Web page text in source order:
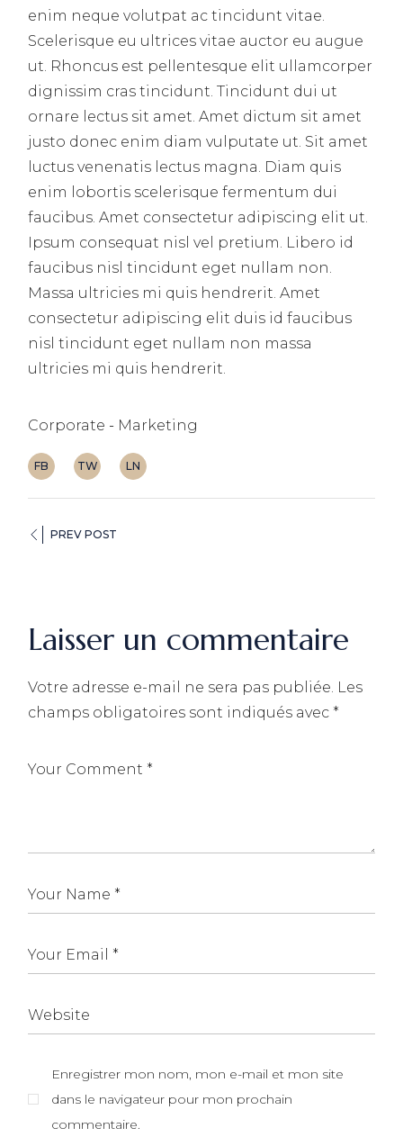
enim neque volutpat ac tincidunt vitae.
Scelerisque eu ultrices vitae auctor eu augue
ut. Rhoncus est pellentesque elit ullamcorper
dignissim cras tincidunt. Tincidunt dui ut
ornare lectus sit amet. Amet dictum sit amet
justo donec enim diam vulputate ut. Sit amet
luctus venenatis lectus magna. Diam quis
enim lobortis scelerisque fermentum dui
faucibus. Amet consectetur adipiscing elit ut.
Ipsum consequat nisl vel pretium. Libero id
faucibus nisl tincidunt eget nullam non.
Massa ultricies mi quis hendrerit. Amet
consectetur adipiscing elit duis id faucibus
nisl tincidunt eget nullam non massa
ultricies mi quis hendrerit.
Corporate Marketing
FB TW LN
PREV POST
Laisser un commentaire
Votre adresse e-mail ne sera pas publiée. Les
champs obligatoires sont indiqués avec *
Enregistrer mon nom, mon e-mail et mon site
dans le navigateur pour mon prochain
commentaire.